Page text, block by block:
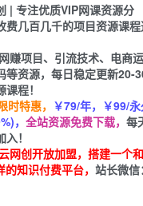
分佣
链接
招募
层逻辑
| 专注优质VIP网课资源分
费几百几千的项目资源课
赚项目、引流技术、电商运
等资源，每日稳定更新20-
程！
时特惠， ￥79/年，￥99/永
， 全站资源免费下载， 每
！
网创开放加盟，搭建一个和
知识付费平台， 站长微信：